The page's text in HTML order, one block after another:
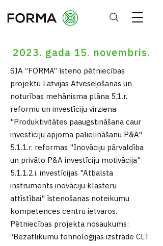
2023. gada 15. novembris.
SIA “FORMA” īsteno pētniecības
projektu Latvijas Atveseļošanas un
noturības mehānisma plāna 5.1.r.
reformu un investīciju virziena
"Produktivitātes paaugstināšana caur
investīciju apjoma palielināšanu P&A"
5.1.1.r. reformas "Inovāciju pārvaldība
un privāto P&A investīciju motivācija"
5.1.1.2.i. investīcijas "Atbalsta
instruments inovāciju klasteru
attīstībai" īstenošanas noteikumu
kompetences centru ietvaros.
Pētniecības projekta nosaukums:
“Bezatlikumu tehnoloģijas izstrāde CLT